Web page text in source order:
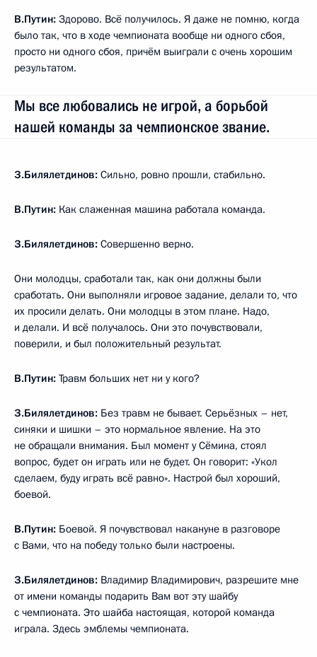
В.Путин: Здорово. Всё получилось. Я даже не помню, когда
было так, что в ходе чемпионата вообще ни одного сбоя,
просто ни одного сбоя, причём выиграли с очень хорошим
результатом.
Мы все любовались не игрой, а борьбой
нашей команды за чемпионское звание.
З.Билялетдинов: Сильно, ровно прошли, стабильно.
В.Путин: Как слаженная машина работала команда.
З.Билялетдинов: Совершенно верно.
Они молодцы, сработали так, как они должны были
сработать. Они выполняли игровое задание, делали то, что
их просили делать. Они молодцы в этом плане. Надо,
и делали. И всё получалось. Они это почувствовали,
поверили, и был положительный результат.
В.Путин: Травм больших нет ни у кого?
З.Билялетдинов: Без травм не бывает. Серьёзных – нет,
синяки и шишки – это нормальное явление. На это
не обращали внимания. Был момент у Сёмина, стоял
вопрос, будет он играть или не будет. Он говорит: «Укол
сделаем, буду играть всё равно». Настрой был хороший,
боевой.
В.Путин: Боевой. Я почувствовал накануне в разговоре
с Вами, что на победу только были настроены.
З.Билялетдинов: Владимир Владимирович, разрешите мне
от имени команды подарить Вам вот эту шайбу
с чемпионата. Это шайба настоящая, которой команда
играла. Здесь эмблемы чемпионата.